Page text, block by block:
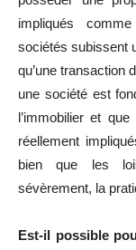
impliqués
sociétés subissent
qu’une transaction
une société est
l’immobilier et
réellement
bien que les
sévèrement, la
Est-il possible